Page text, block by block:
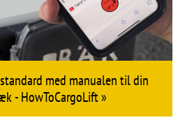
med manualen til din
- HowToCargoLift »